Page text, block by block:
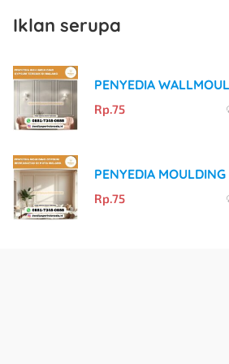
Iklan serupa
Rp.75
Rp.75